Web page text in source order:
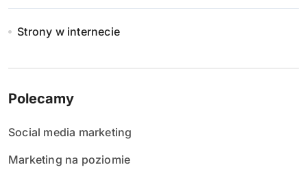
Strony w internecie
Polecamy
Social media marketing
Marketing na poziomie